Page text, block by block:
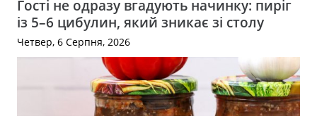
Гості не одразу вгадують начинку: пиріг
із 5–6 цибулин, який зникає зі столу
Четвер, 6 Серпня, 2026